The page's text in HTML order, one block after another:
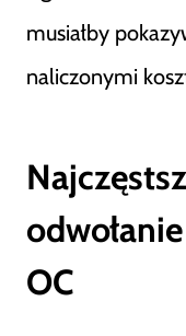
musiałby
naliczonymi
OC